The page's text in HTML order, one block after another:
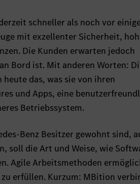
schneller als noch vor
mit exzellenter Sicherheit,
Die Kunden erwarten jedoch
Bord ist. Mit anderen Worten:
das, was sie von ihren
und Apps, eine
Betriebssystem.
Benz Besitzer gewohnt sind,
soll die Art und Weise, wie
Agile Arbeitsmethoden
erfüllen. Kurzum: MBition